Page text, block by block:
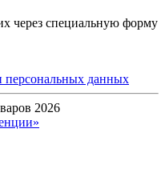
через специальную форму
персональных данных
2026